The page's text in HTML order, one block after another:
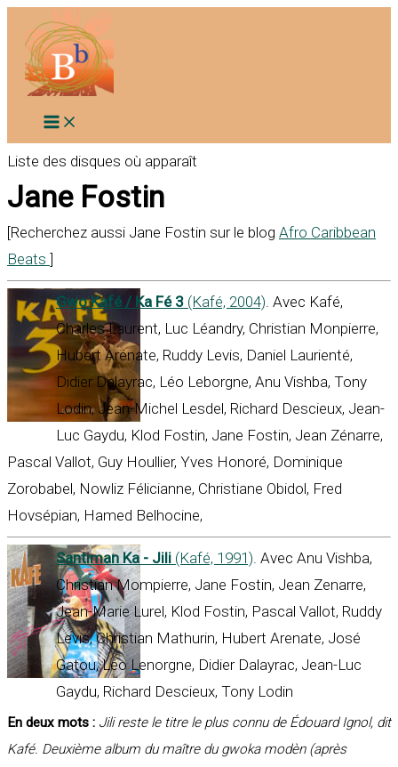
contenu
Liste des disques où apparaît
Jane Fostin
[Recherchez aussi Jane Fostin sur le blog Afro Caribbean
Beats ]
Gwo Kafé / Ka Fé 3 (Kafé, 2004). Avec Kafé,
Charles Laurent, Luc Léandry, Christian Monpierre,
Hubert Arénate, Ruddy Levis, Daniel Laurienté,
Didier Dalayrac, Léo Leborgne, Anu Vishba, Tony
Lodin, Jean-Michel Lesdel, Richard Descieux, Jean-
Luc Gaydu, Klod Fostin, Jane Fostin, Jean Zénarre,
Pascal Vallot, Guy Houllier, Yves Honoré, Dominique
Zorobabel, Nowliz Félicianne, Christiane Obidol, Fred
Hovsépian, Hamed Belhocine,
Santiman Ka - Jili (Kafé, 1991). Avec Anu Vishba,
Christian Mompierre, Jane Fostin, Jean Zenarre,
Jean-Marie Lurel, Klod Fostin, Pascal Vallot, Ruddy
Levis, Christian Mathurin, Hubert Arenate, José
Gatou, Léo Lenorgne, Didier Dalayrac, Jean-Luc
Gaydu, Richard Descieux, Tony Lodin
En deux mots : Jili reste le titre le plus connu de Édouard Ignol, dit
Kafé. Deuxième album du maître du gwoka modèn (après